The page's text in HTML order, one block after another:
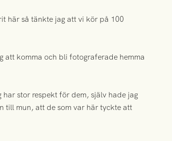
här så tänkte jag att vi kör på 100
att komma och bli fotograferade hemma
stor respekt för dem, själv hade jag
till mun, att de som var här tyckte att